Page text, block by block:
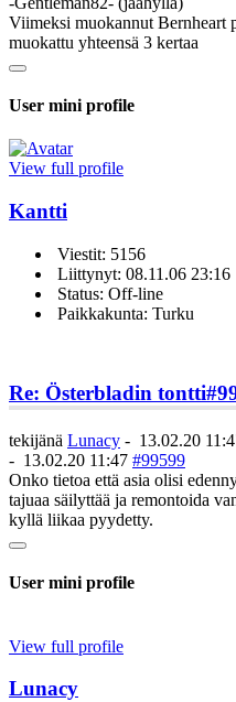
Viimeksi muokannut Bernheart
muokattu yhteensä 3 kertaa
User mini profile
View full profile
Kantti
Viestit: 5156
Liittynyt: 08.11.06 23:16
Status: Off-line
Paikkakunta: Turku
Re: Österbladin tontti
tekijänä Lunacy - 13.02.20
- 13.02.20 11:47 #99599
Onko tietoa että asia olisi
tajuaa säilyttää ja remontoida
kyllä liikaa pyydetty.
User mini profile
View full profile
Lunacy